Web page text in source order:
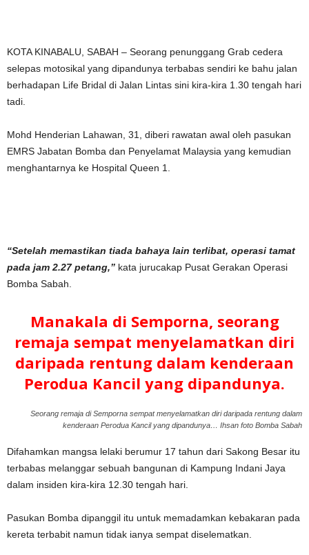
KOTA KINABALU, SABAH – Seorang penunggang Grab cedera
selepas motosikal yang dipandunya terbabas sendiri ke bahu jalan
berhadapan Life Bridal di Jalan Lintas sini kira-kira 1.30 tengah hari
tadi.
Mohd Henderian Lahawan, 31, diberi rawatan awal oleh pasukan
EMRS Jabatan Bomba dan Penyelamat Malaysia yang kemudian
menghantarnya ke Hospital Queen 1.
“Setelah memastikan tiada bahaya lain terlibat, operasi tamat
pada jam 2.27 petang,” kata jurucakap Pusat Gerakan Operasi
Bomba Sabah.
Manakala di Semporna, seorang
remaja sempat menyelamatkan diri
daripada rentung dalam kenderaan
Perodua Kancil yang dipandunya.
Seorang remaja di Semporna sempat menyelamatkan diri daripada rentung dalam
kenderaan Perodua Kancil yang dipandunya… Ihsan foto Bomba Sabah
Difahamkan mangsa lelaki berumur 17 tahun dari Sakong Besar itu
terbabas melanggar sebuah bangunan di Kampung Indani Jaya
dalam insiden kira-kira 12.30 tengah hari.
Pasukan Bomba dipanggil itu untuk memadamkan kebakaran pada
kereta terbabit namun tidak ianya sempat diselematkan.